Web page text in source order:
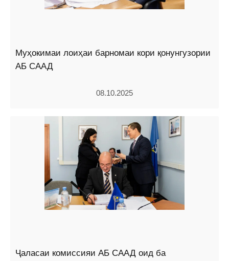
Муҳокимаи лоиҳаи барномаи кори қонунгузории
АБ СААД
08.10.2025
Ҷаласаи комиссияи АБ СААД оид ба